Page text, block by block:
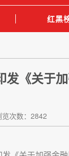
红黑
发《关于
次数：2842